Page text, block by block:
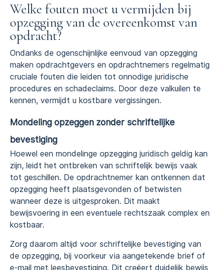
Welke fouten moet u vermijden bij
opzegging van de overeenkomst van
opdracht?
Ondanks de ogenschijnlijke eenvoud van opzegging
maken opdrachtgevers en opdrachtnemers regelmatig
cruciale fouten die leiden tot onnodige juridische
procedures en schadeclaims. Door deze valkuilen te
kennen, vermijdt u kostbare vergissingen.
Mondeling opzeggen zonder schriftelijke
bevestiging
Hoewel een mondelinge opzegging juridisch geldig kan
zijn, leidt het ontbreken van schriftelijk bewijs vaak
tot geschillen. De opdrachtnemer kan ontkennen dat
opzegging heeft plaatsgevonden of betwisten
wanneer deze is uitgesproken. Dit maakt
bewijsvoering in een eventuele rechtszaak complex en
kostbaar.
Zorg daarom altijd voor schriftelijke bevestiging van
de opzegging, bij voorkeur via aangetekende brief of
e-mail met leesbevestiging. Dit creëert duidelijk bewijs